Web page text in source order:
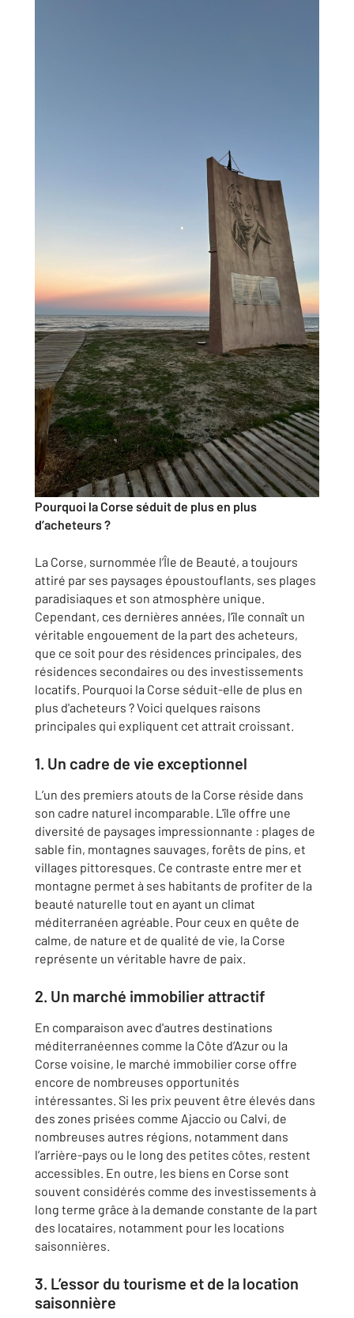
Pourquoi la Corse séduit de plus en plus
d’acheteurs ?
La Corse, surnommée l’Île de Beauté, a toujours
attiré par ses paysages époustouflants, ses plages
paradisiaques et son atmosphère unique.
Cependant, ces dernières années, l’île connaît un
véritable engouement de la part des acheteurs,
que ce soit pour des résidences principales, des
résidences secondaires ou des investissements
locatifs. Pourquoi la Corse séduit-elle de plus en
plus d'acheteurs ? Voici quelques raisons
principales qui expliquent cet attrait croissant.
1. Un cadre de vie exceptionnel
L’un des premiers atouts de la Corse réside dans
son cadre naturel incomparable. L'île offre une
diversité de paysages impressionnante : plages de
sable fin, montagnes sauvages, forêts de pins, et
villages pittoresques. Ce contraste entre mer et
montagne permet à ses habitants de profiter de la
beauté naturelle tout en ayant un climat
méditerranéen agréable. Pour ceux en quête de
calme, de nature et de qualité de vie, la Corse
représente un véritable havre de paix.
2. Un marché immobilier attractif
En comparaison avec d'autres destinations
méditerranéennes comme la Côte d’Azur ou la
Corse voisine, le marché immobilier corse offre
encore de nombreuses opportunités
intéressantes. Si les prix peuvent être élevés dans
des zones prisées comme Ajaccio ou Calvi, de
nombreuses autres régions, notamment dans
l’arrière-pays ou le long des petites côtes, restent
accessibles. En outre, les biens en Corse sont
souvent considérés comme des investissements à
long terme grâce à la demande constante de la part
des locataires, notamment pour les locations
saisonnières.
3. L’essor du tourisme et de la location
saisonnière